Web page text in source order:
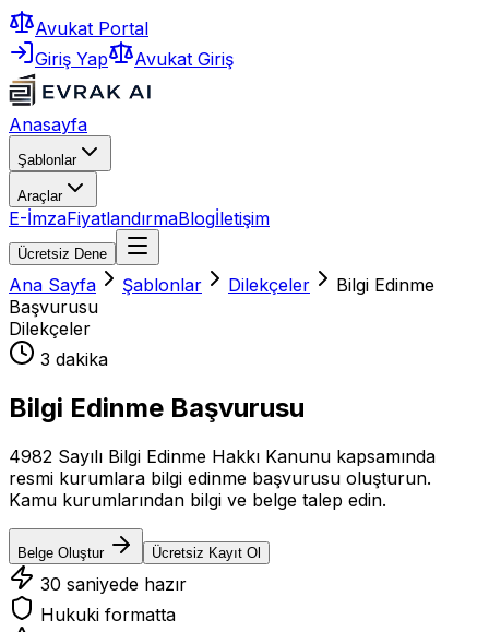
Avukat Portal
Giriş Yap
Avukat Giriş
Anasayfa
Şablonlar
Araçlar
E-İmzaFiyatlandırmaBlogİletişim
Ücretsiz Dene
Ana Sayfa Şablonlar Dilekçeler
Bilgi Edinme
Başvurusu
Dilekçeler
3 dakika
Bilgi Edinme Başvurusu
4982 Sayılı Bilgi Edinme Hakkı Kanunu kapsamında
resmi kurumlara bilgi edinme başvurusu oluşturun.
Kamu kurumlarından bilgi ve belge talep edin.
Belge Oluştur Ücretsiz Kayıt Ol
30 saniyede hazır
Hukuki formatta